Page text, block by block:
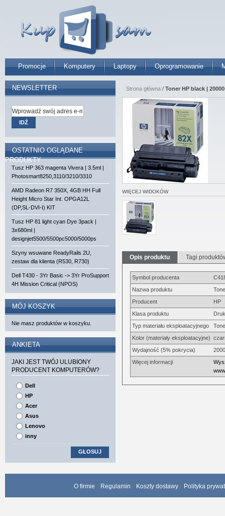
Promocje Komputery Laptopy Oprogramowanie
Strona główna / Toner HP black |
WIĘCEJ WIDOKÓW
Opis produktu Tagi
Symbol producenta
Nazwa produktu
Producent
HP
Klasa produktu
Typ materiału eksploatacyjnego
Kolor (materiały eksploatacyjne)
Wydajność (5% pokrycia)
Więcej informacji
NEWSLETTER
IDŹ
OSTATNIO OGLĄDANE
PRODUKTY
Tusz HP 363 magenta Vivera | 3.5ml |
Photosmart8250,3110/3210/3310
AMD Radeon R7 350X, 4GB HH Full
Height Micro Star Int. OPGA12L
(DP,SL-DVI-I) KIT
Tusz HP 81 light cyan Dye 3pack |
3x680ml |
designjet5500/5500pc5000/5000ps
Szyny wsuwane ReadyRails 2U,
zestaw dla klienta (R530, R730)
Dell T430 - 3Yr Basic -> 3Yr ProSupport
4H Mission Critical (NPOS)
MÓJ KOSZYK
Nie masz produktów w koszyku.
ANKIETA
JAKI JEST TWÓJ ULUBIONY
PRODUCENT KOMPUTERÓW?
Dell
HP
Acer
Asus
Lenovo
inny
GŁOSUJ
O firmie Regulamin Koszty dostawy Polityka